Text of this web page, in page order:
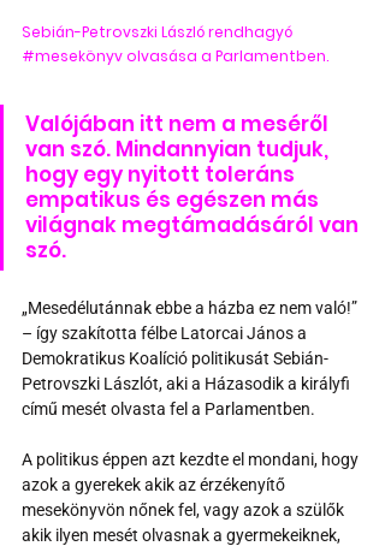
Sebián-Petrovszki László rendhagyó
#mesekönyv olvasása a Parlamentben.
Valójában itt nem a meséről
van szó. Mindannyian tudjuk,
hogy egy nyitott toleráns
empatikus és egészen más
világnak megtámadásáról van
szó.
„Mesedélutánnak ebbe a házba ez nem való!”
– így szakította félbe Latorcai János a
Demokratikus Koalíció politikusát Sebián-
Petrovszki Lászlót, aki a Házasodik a királyfi
című mesét olvasta fel a Parlamentben.
A politikus éppen azt kezdte el mondani, hogy
azok a gyerekek akik az érzékenyítő
mesekönyvön nőnek fel, vagy azok a szülők
akik ilyen mesét olvasnak a gyermekeiknek,